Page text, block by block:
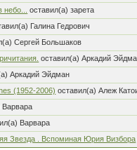
оставил(а) зарета
Галина Гедрович
Сергей Большаков
оставил(а) Аркадий
Аркадий Эйдман
(1952-2006) оставил(а) Алеж
Варвара
Варвара
Звезда . Вспоминая Юрия Визбора